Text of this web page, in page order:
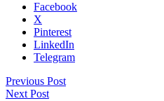
Facebook
X
Pinterest
LinkedIn
Telegram
Previous Post
Next Post